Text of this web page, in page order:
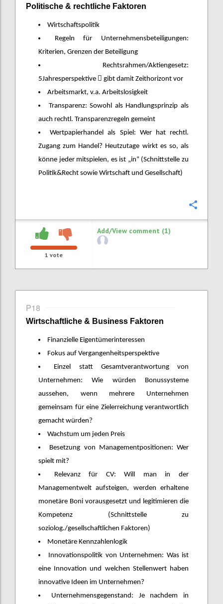
Politische & rechtliche Faktoren
Wirtschaftspolitik
Regeln für Unternehmensbeteiligungen:
Kriterien, Grenzen der Beteiligung
Rechtsrahmen/Aktiengesetz:
5Jahresperspektive  gibt damit Zeithorizont vor
Arbeitsmarkt, v.a. Arbeitslosigkeit
Transparenz: Sowohl als Handlungsprinzip als
auch rechtl. Transparenzregeln gemeint
Wertpapierhandel als Spiel: Wer hat rechtl.
Zugang zum Handel? Heutzutage wirkt es so, als
könne jeder mitspielen, es ist „in“ (Schnittstelle zu
Politik&Recht sowie Wirtschaft und Gesellschaft)
1 vote
Add/View comment (1)
P18
Wirtschaftliche & Business Faktoren
Finanzielle Eigentümerinteressen
Fokus auf Vergangenheitsperspektive
Einzel statt Gesamtverantwortung von
Unternehmen: Wie würden Bonussysteme
aussehen, wenn mehrere Unternehmen
gemeinsam für eine Zielerreichung verantwortlich
gemacht würden?
Wachstum um jeden Preis
Besetzung von Managementpositionen: Wer
spielt mit?
Relevanz für CV: Will man in der
Managementwelt aufsteigen, werden erhaltene
monetäre Boni vorausgesetzt und legitimieren die
Kompetenz (Schnittstelle zu
soziolog./gesellschaftlichen Faktoren)
Monetäre Kennzahlenlogik
Innovationspolitik von Unternehmen: Was ist
eine Innovation und welchen Stellenwert haben
innovative Ideen im Unternehmen?
Unternehmensgegenstand: Je nachdem in